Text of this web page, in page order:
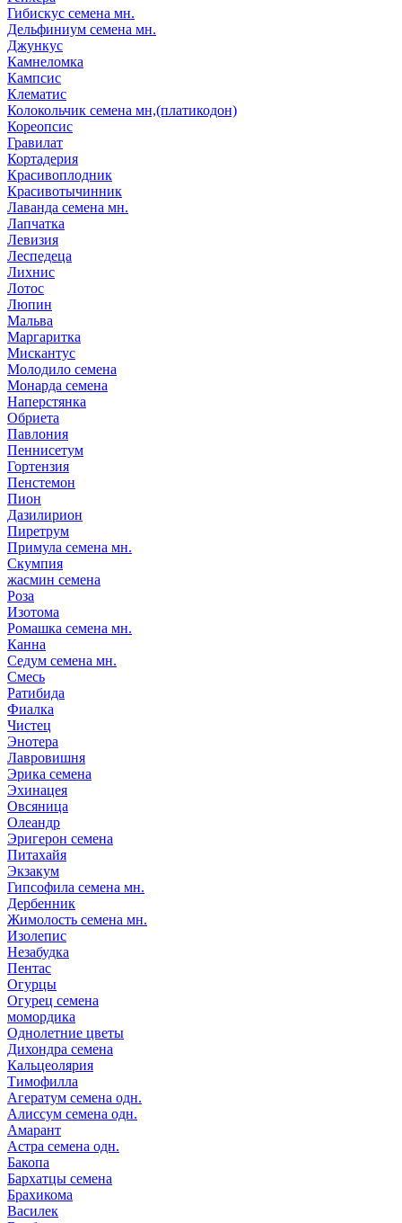
Гибискус семена мн.
Дельфиниум семена мн.
Джункус
Камнеломка
Кампсис
Клематис
Колокольчик семена мн,(платикодон)
Кореопсис
Гравилат
Кортадерия
Красивоплодник
Красивотычинник
Лаванда семена мн.
Лапчатка
Левизия
Леспедеца
Лихнис
Лотос
Люпин
Мальва
Маргаритка
Мискантус
Молодило семена
Монарда семена
Наперстянка
Обриета
Павлония
Пеннисетум
Гортензия
Пенстемон
Пион
Дазилирион
Пиретрум
Примула семена мн.
Скумпия
жасмин семена
Роза
Изотома
Ромашка семена мн.
Канна
Седум семена мн.
Смесь
Ратибида
Фиалка
Чистец
Энотера
Лавровишня
Эрика семена
Эхинацея
Овсяница
Олеандр
Эригерон семена
Питахайя
Экзакум
Гипсофила семена мн.
Дербенник
Жимолость семена мн.
Изолепис
Незабудка
Пентас
Огурцы
Огурец семена
момордика
Однолетние цветы
Дихондра семена
Кальцеолярия
Тимофилла
Агератум семена одн.
Алиссум семена одн.
Амарант
Астра семена одн.
Бакопа
Бархатцы семена
Брахикома
Василек